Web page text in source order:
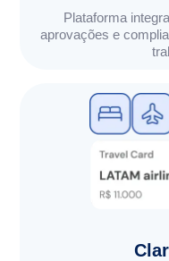
Plataforma
aprovações e